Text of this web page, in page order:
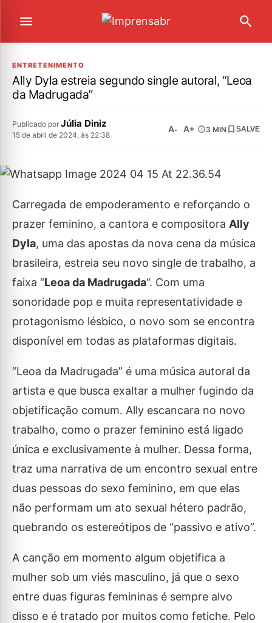
ENTRETENIMENTO
Ally Dyla estreia segundo single autoral, “Leoa
da Madrugada”
Publicado por Júlia Diniz
15 de abril de 2024, às 22:38
A- A+ 3 MIN SALVE
Carregada de empoderamento e reforçando o
prazer feminino, a cantora e compositora Ally
Dyla, uma das apostas da nova cena da música
brasileira, estreia seu novo single de trabalho, a
faixa “Leoa da Madrugada“. Com uma
sonoridade pop e muita representatividade e
protagonismo lésbico, o novo som se encontra
disponível em todas as plataformas digitais.
“Leoa da Madrugada” é uma música autoral da
artista e que busca exaltar a mulher fugindo da
objetificação comum. Ally escancara no novo
trabalho, como o prazer feminino está ligado
única e exclusivamente à mulher. Dessa forma,
traz uma narrativa de um encontro sexual entre
duas pessoas do sexo feminino, em que elas
não performam um ato sexual hétero padrão,
quebrando os estereótipos de “passivo e ativo”.
A canção em momento algum objetifica a
mulher sob um viés masculino, já que o sexo
entre duas figuras femininas é sempre alvo
disso e é tratado por muitos como fetiche. Pelo